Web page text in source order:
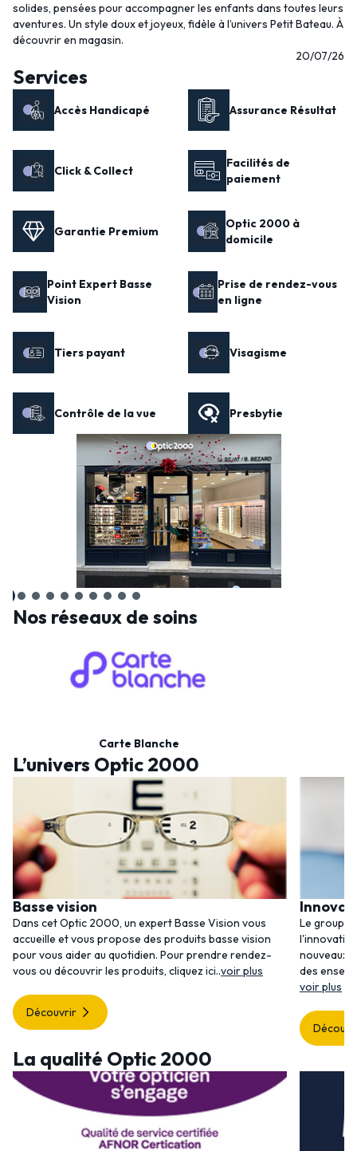
solides, pensées pour accompagner les enfants dans toutes leurs
aventures. Un style doux et joyeux, fidèle à l’univers Petit Bateau. À
découvrir en magasin.
20/07/26
Services
Accès Handicapé Assurance Résultat
Click & Collect
Facilités de
paiement
Garantie Premium
Optic 2000 à
domicile
Point Expert Basse
Vision
Prise de rendez-vous
en ligne
Tiers payant Visagisme
Contrôle de la vue Presbytie
Nos réseaux de soins
Carte Blanche
L’univers Optic 2000
Basse vision
Dans cet Optic 2000, un expert Basse Vision vous
accueille et vous propose des produits basse vision
pour vous aider au quotidien. Pour prendre rendez-
vous ou découvrir les produits, cliquez ici..voir plus
Découvrir
Le
nouveaux
des
voir plus
La qualité Optic 2000